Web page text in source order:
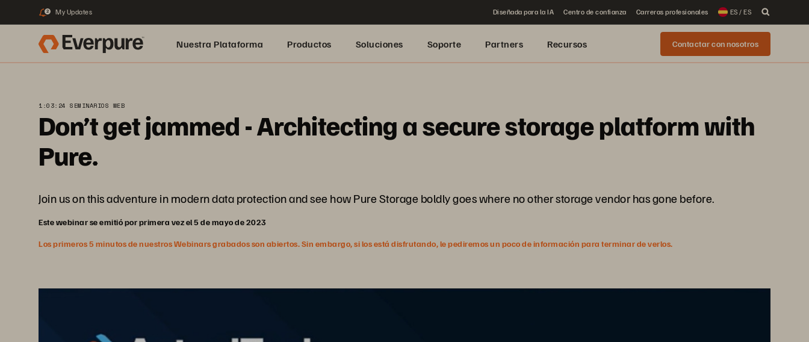
2 My Updates Diseñada para la IA Centro de confianza Carreras profesionales ES / ES
Nuestra Plataforma Productos Soluciones Soporte Partners Recursos Contactar con nosotros
1:03:24 SEMINARIOS WEB
Don’t get jammed - Architecting a secure storage platform with
Pure.
Join us on this adventure in modern data protection and see how Pure Storage boldly goes where no other storage vendor has gone before.
Este webinar se emitió por primera vez el 5 de mayo de 2023
Los primeros 5 minutos de nuestros Webinars grabados son abiertos. Sin embargo, si los está disfrutando, le pediremos un poco de información para terminar de verlos.